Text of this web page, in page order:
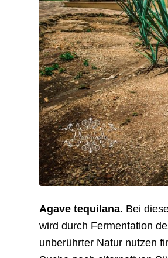
Agave tequilana. Bei
wird durch Fermentation
unberührter Natur nutzen